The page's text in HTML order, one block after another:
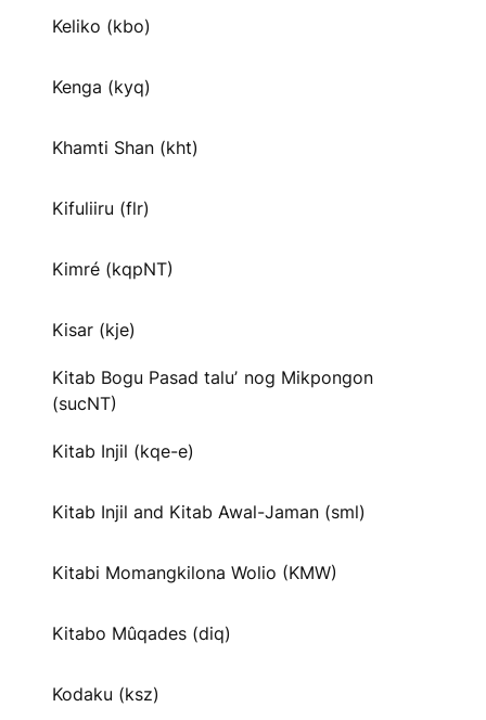
Keliko (kbo)
Kenga (kyq)
Khamti Shan (kht)
Kifuliiru (flr)
Kimré (kqpNT)
Kisar (kje)
Kitab Bogu Pasad taluʼ nog Mikpongon
(sucNT)
Kitab Injil (kqe-e)
Kitab Injil and Kitab Awal-Jaman (sml)
Kitabi Momangkilona Wolio (KMW)
Kitabo Mûqades (diq)
Kodaku (ksz)